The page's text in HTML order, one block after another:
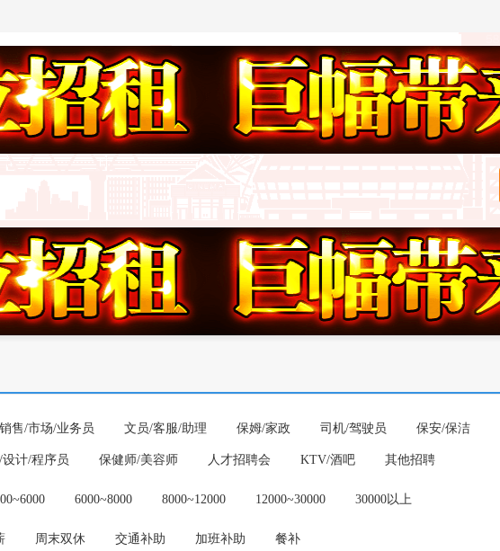
销售/市场/业务员 文员/客服/助理 保姆/家政 司机/驾驶员 保安/保洁
设计/程序员 保健师/美容师 人才招聘会 KTV/酒吧 其他招聘
6000~8000 8000~12000 12000~30000 30000以上
周末双休 交通补助 加班补助 餐补